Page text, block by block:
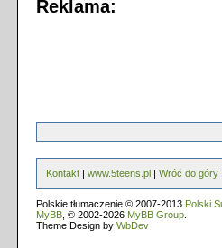
Reklama:
Kontakt | www.5teens.pl | Wróć do góry
Polskie tłumaczenie © 2007-2013 Polski
MyBB , © 2002-2026 MyBB Group
Theme Design by WbDev